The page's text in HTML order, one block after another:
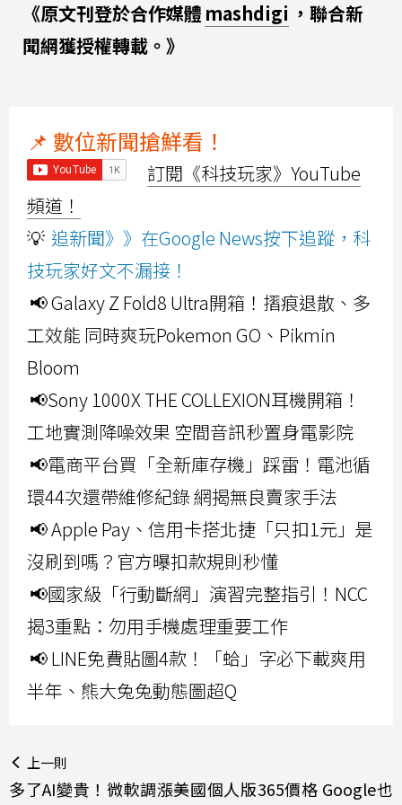
《原文刊登於合作媒體 mashdigi ，聯合新
聞網獲授權轉載。》
📌 數位新聞搶鮮看！
訂閱《科技玩家》YouTube
頻道！
💡 追新聞》》在Google News按下追蹤，科
技玩家好文不漏接！
📢 Galaxy Z Fold8 Ultra開箱！摺痕退散、多
工效能 同時爽玩Pokemon GO、Pikmin
Bloom
📢Sony 1000X THE COLLEXION耳機開箱！
工地實測降噪效果 空間音訊秒置身電影院
📢電商平台買「全新庫存機」踩雷！電池循
環44次還帶維修紀錄 網揭無良賣家手法
📢 Apple Pay、信用卡搭北捷「只扣1元」是
沒刷到嗎？官方曝扣款規則秒懂
📢國家級「行動斷網」演習完整指引！NCC
揭3重點：勿用手機處理重要工作
📢 LINE免費貼圖4款！「蛤」字必下載爽用
半年、熊大兔兔動態圖超Q
上一則
多了AI變貴！微軟調漲美國個人版365價格 Google也